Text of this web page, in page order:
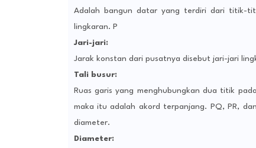
Adalah bangun datar yang terdiri dari titik-
lingkaran. P
Jari-jari:
Jarak konstan dari pusatnya disebut jari-jari
Tali busur:
Ruas garis yang menghubungkan dua titik
maka itu adalah akord terpanjang. PQ, PR,
diameter.
Diameter: